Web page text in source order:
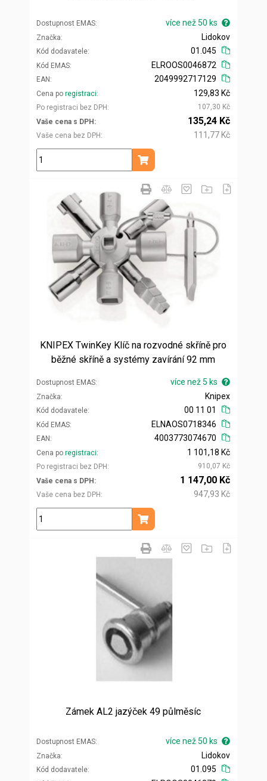
Dostupnost EMAS více než 50 ks
Značka
Kód dodavatele
Lidokov
01.045
Kód EMAS
EAN
ELROOS0046872
2049992717129
Cena po registraci
Po registraci bez DPH
129,83 Kč
107,30 Kč
Vaše cena s DPH
Vaše cena bez DPH
135,24 Kč
111,77 Kč
ks
Přidat do košíku
KNIPEX TwinKey Klíč na rozvodné skříně pro
běžné skříně a systémy zavírání 92 mm
Dostupnost EMAS více než 5 ks
Značka
Kód dodavatele
Knipex
00 11 01
Kód EMAS
EAN
ELNAOS0718346
4003773074670
Cena po registraci
Po registraci bez DPH
1 101,18 Kč
910,07 Kč
Vaše cena s DPH
Vaše cena bez DPH
1 147,00 Kč
947,93 Kč
ks
Přidat do košíku
Zámek AL2 jazýček 49 půlměsíc
Dostupnost EMAS více než 50 ks
Značka
Kód dodavatele
Lidokov
01.095